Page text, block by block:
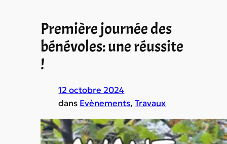
Première journée des
bénévoles: une réussite
!
12 octobre 2024
dans Evènements, Travaux